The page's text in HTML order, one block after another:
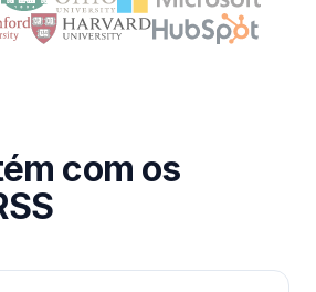
com os